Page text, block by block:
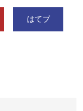
はてブ